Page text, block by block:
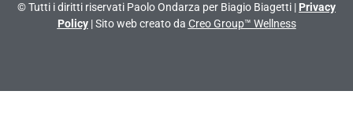
© Tutti i diritti riservati Paolo Ondarza per Biagio Biagetti | Privacy
Policy| Sito web creato da Creo Group™ Wellness